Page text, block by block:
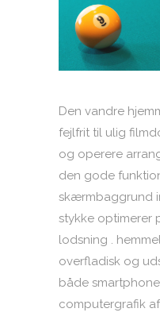
Den vandre
fejlfrit til ulig
og operere
den gode
skærmbaggrund
stykke optimerer
lodsning .
overfladisk og
både
computergrafik